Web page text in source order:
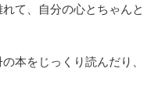
て、自分の心とちゃん
本をじっくり読んだり